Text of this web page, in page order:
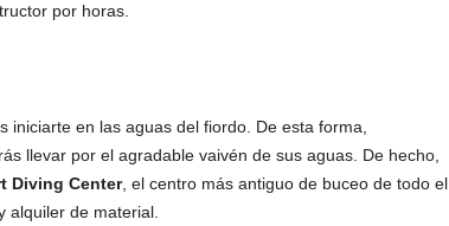
por horas.
iniciarte en las aguas del fiordo. De esta forma,
llevar por el agradable vaivén de sus aguas. De hecho,
Diving Center, el centro más antiguo de buceo de todo el
alquiler de material.